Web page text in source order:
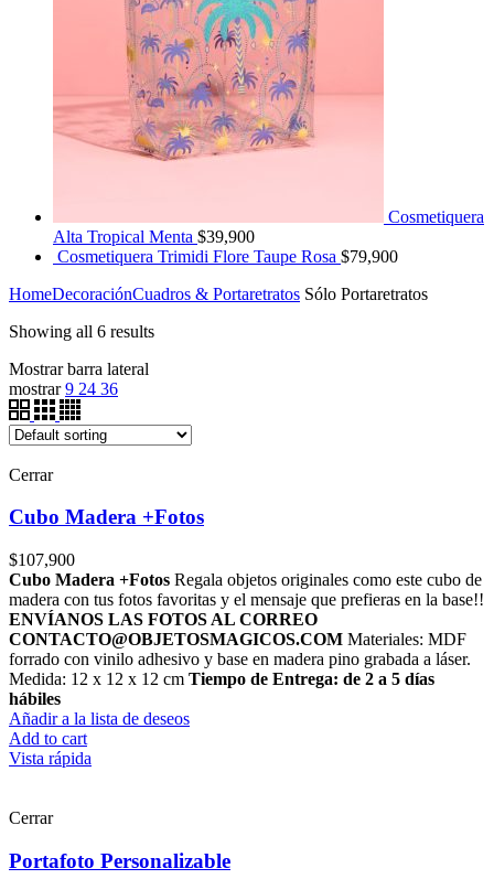
Cosmetiquera
Alta Tropical Menta $39,900
Cosmetiquera Trimidi Flore Taupe Rosa $79,900
HomeDecoraciónCuadros & Portaretratos Sólo Portaretratos
Showing all 6 results
Mostrar barra lateral
mostrar 9 24 36
Cerrar
Cubo Madera +Fotos
$107,900
Cubo Madera +Fotos Regala objetos originales como este cubo de
madera con tus fotos favoritas y el mensaje que prefieras en la base!!
ENVÍANOS LAS FOTOS AL CORREO
CONTACTO@OBJETOSMAGICOS.COM Materiales: MDF
forrado con vinilo adhesivo y base en madera pino grabada a láser.
Medida: 12 x 12 x 12 cm Tiempo de Entrega: de 2 a 5 días
hábiles
Añadir a la lista de deseos
Add to cart
Vista rápida
Cerrar
Portafoto Personalizable